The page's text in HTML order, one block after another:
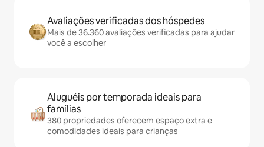
Avaliações verificadas dos hóspedes
Mais de 36.360 avaliações verificadas para ajudar
você a escolher
Aluguéis por temporada ideais para
famílias
380 propriedades oferecem espaço extra e
comodidades ideais para crianças